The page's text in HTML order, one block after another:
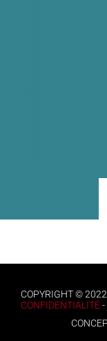
COPYRIGHT ©
CONFIDENTIALITÉ-